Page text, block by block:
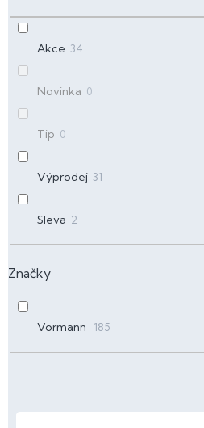
ů
Akce 34
Novinka 0
Tip 0
Výprodej 31
Sleva 2
Značky
Vormann 185
V